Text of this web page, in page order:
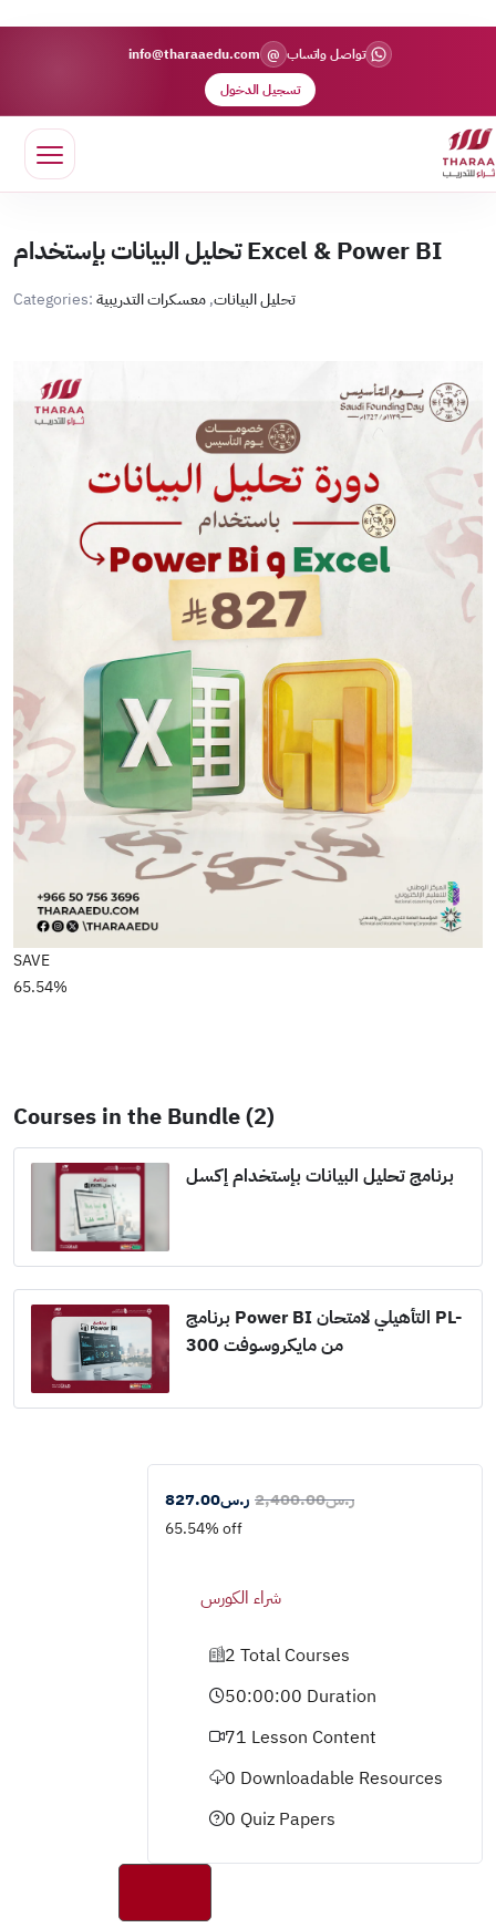
تواصل واتساب @
info@tharaaedu.com
تسجيل الدخول
تحليل البيانات بإستخدام Excel & Power BI
Categories: تحليل البيانات,معسكرات التدريبية
SAVE
65.54%
Courses in the Bundle (2)
برنامج تحليل البيانات بإستخدام إكسل
برنامج Power BI التأهيلي لامتحان PL-
300 من مايكروسوفت
ر.س827.00 ر.س2,400.00
65.54% off
شراء الكورس
2 Total Courses
50:00:00 Duration
71 Lesson Content
0 Downloadable Resources
0 Quiz Papers